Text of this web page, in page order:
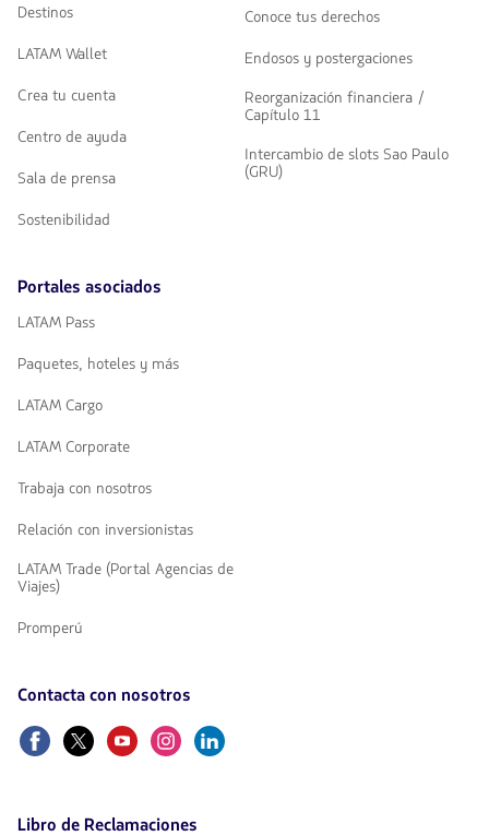
Destinos
LATAM Wallet
Crea tu cuenta
Centro de ayuda
Sala de prensa
Sostenibilidad
Conoce tus derechos
Endosos y postergaciones
Reorganización financiera /
Capítulo 11
Intercambio de slots Sao Paulo
(GRU)
Portales asociados
LATAM Pass
Paquetes, hoteles y más
LATAM Cargo
LATAM Corporate
Trabaja con nosotros
Relación con inversionistas
LATAM Trade (Portal Agencias de
Viajes)
Promperú
Contacta con nosotros
FacebookTwitterYoutubeInstagram
Linkedin
Libro de Reclamaciones